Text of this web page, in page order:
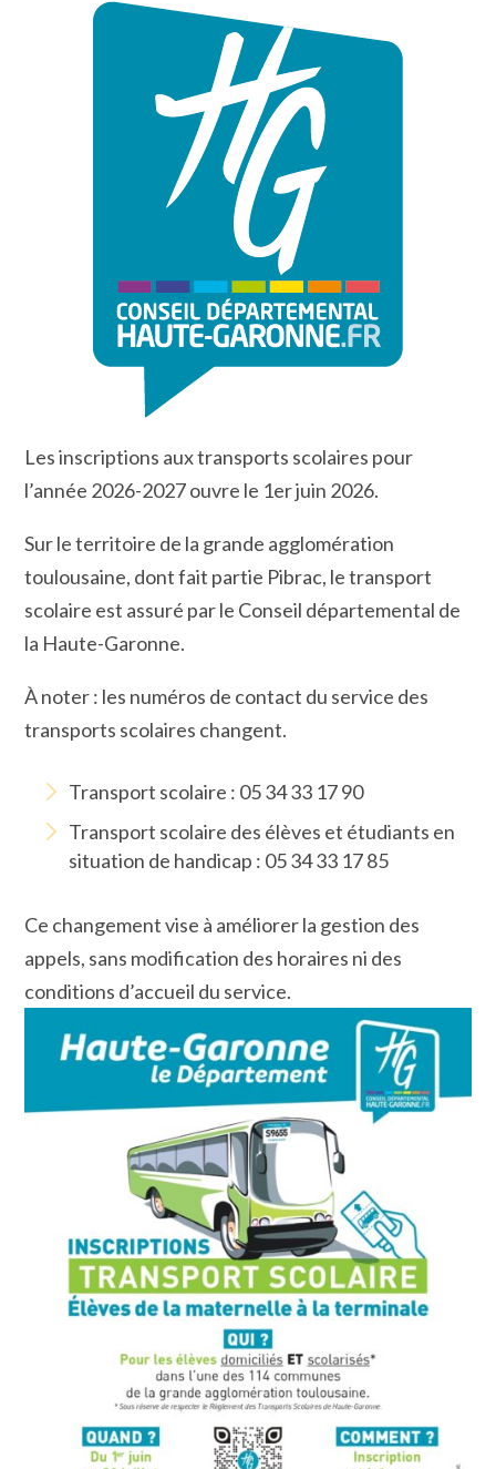
Les inscriptions aux transports scolaires pour
l’année 2026-2027 ouvre le 1er juin 2026.
Sur le territoire de la grande agglomération
toulousaine, dont fait partie Pibrac, le transport
scolaire est assuré par le Conseil départemental de
la Haute-Garonne.
À noter : les numéros de contact du service des
transports scolaires changent.
Transport scolaire : 05 34 33 17 90
Transport scolaire des élèves et étudiants en
situation de handicap : 05 34 33 17 85
Ce changement vise à améliorer la gestion des
appels, sans modification des horaires ni des
conditions d’accueil du service.